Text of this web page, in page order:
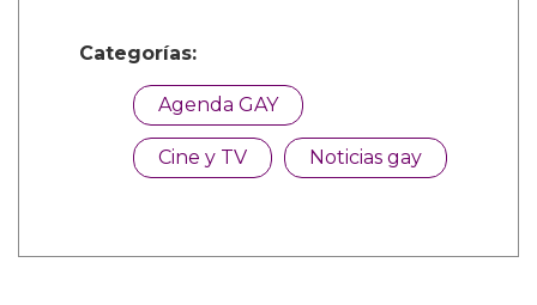
Categorías:
Agenda GAY
Cine y TV Noticias gay